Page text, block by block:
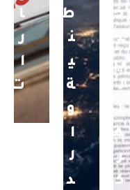
خ
ل
ي
ل
ل
م
ر
ك
ط
ن
ي
ة
و
ا
ل
د
ا
ر
ا
ت